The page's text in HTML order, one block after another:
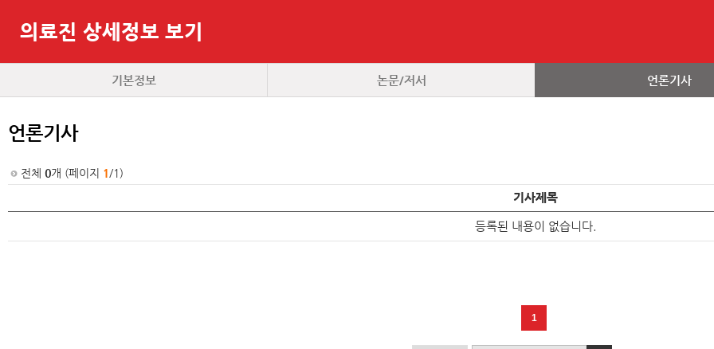
의료진 상세정보 보기
기본정보 논문/저서 언론기사
언론기사
전체 0개 (페이지 1/1)
기사제목
등록된 내용이 없습니다.
1